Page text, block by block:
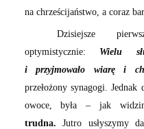
na chrześcijaństwo, a coraz
Dzisiejsze
optymistycznie: Wielu
i przyjmowało wiarę i
przełożony synagogi. Jednak
owoce, była – jak
trudna. Jutro usłyszymy